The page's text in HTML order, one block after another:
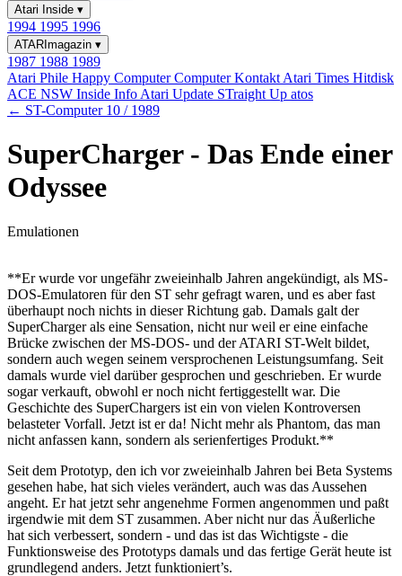
Atari Inside ▾
1994 1995 1996
ATARImagazin ▾
1987 1988 1989
Atari Phile Happy ComputerComputer Kontakt Atari Times Hitdisk
ACE NSW Inside Info Atari Update STraight Up atos
← ST-Computer 10 / 1989
SuperCharger - Das Ende einer
Odyssee
Emulationen
**Er wurde vor ungefähr zweieinhalb Jahren angekündigt, als MS-
DOS-Emulatoren für den ST sehr gefragt waren, und es aber fast
überhaupt noch nichts in dieser Richtung gab. Damals galt der
SuperCharger als eine Sensation, nicht nur weil er eine einfache
Brücke zwischen der MS-DOS- und der ATARI ST-Welt bildet,
sondern auch wegen seinem versprochenen Leistungsumfang. Seit
damals wurde viel darüber gesprochen und geschrieben. Er wurde
sogar verkauft, obwohl er noch nicht fertiggestellt war. Die
Geschichte des SuperChargers ist ein von vielen Kontroversen
belasteter Vorfall. Jetzt ist er da! Nicht mehr als Phantom, das man
nicht anfassen kann, sondern als serienfertiges Produkt.**
Seit dem Prototyp, den ich vor zweieinhalb Jahren bei Beta Systems
gesehen habe, hat sich vieles verändert, auch was das Aussehen
angeht. Er hat jetzt sehr angenehme Formen angenommen und paßt
irgendwie mit dem ST zusammen. Aber nicht nur das Äußerliche
hat sich verbessert, sondern - und das ist das Wichtigste - die
Funktionsweise des Prototyps damals und das fertige Gerät heute ist
grundlegend anders. Jetzt funktioniert’s.